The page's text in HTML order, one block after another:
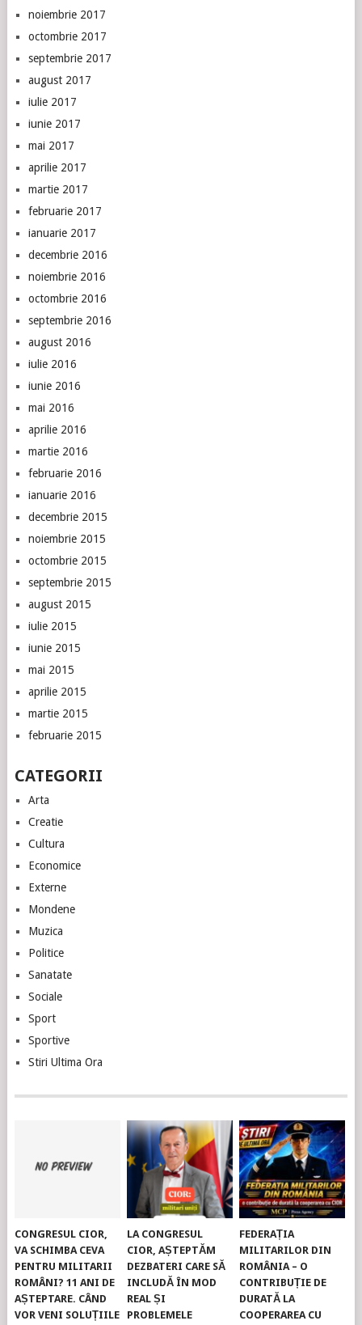
noiembrie 2017
octombrie 2017
septembrie 2017
august 2017
iulie 2017
iunie 2017
mai 2017
aprilie 2017
martie 2017
februarie 2017
ianuarie 2017
decembrie 2016
noiembrie 2016
octombrie 2016
septembrie 2016
august 2016
iulie 2016
iunie 2016
mai 2016
aprilie 2016
martie 2016
februarie 2016
ianuarie 2016
decembrie 2015
noiembrie 2015
octombrie 2015
septembrie 2015
august 2015
iulie 2015
iunie 2015
mai 2015
aprilie 2015
martie 2015
februarie 2015
CATEGORII
Arta
Creatie
Cultura
Economice
Externe
Mondene
Muzica
Politice
Sanatate
Sociale
Sport
Sportive
Stiri Ultima Ora
CONGRESUL CIOR,
VA SCHIMBA CEVA
PENTRU MILITARII
ROMÂNI? 11 ANI DE
AȘTEPTARE. CÂND
VOR VENI SOLUȚIILE
LA CONGRESUL
CIOR, AȘTEPTĂM
DEZBATERI CARE SĂ
INCLUDĂ ÎN MOD
REAL ȘI
PROBLEMELE
FEDERAȚIA
MILITARILOR DIN
ROMÂNIA – O
CONTRIBUȚIE DE
DURATĂ LA
COOPERAREA CU